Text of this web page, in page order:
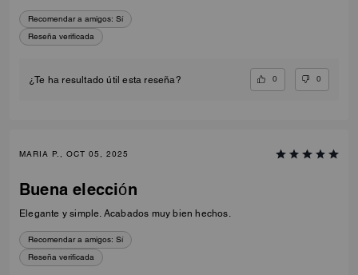
Recomendar a amigos: Sí
Reseña verificada
¿Te ha resultado útil esta reseña? 0 0
MARIA P., OCT 05, 2025
Buena elección
Elegante y simple. Acabados muy bien hechos.
Recomendar a amigos: Sí
Reseña verificada